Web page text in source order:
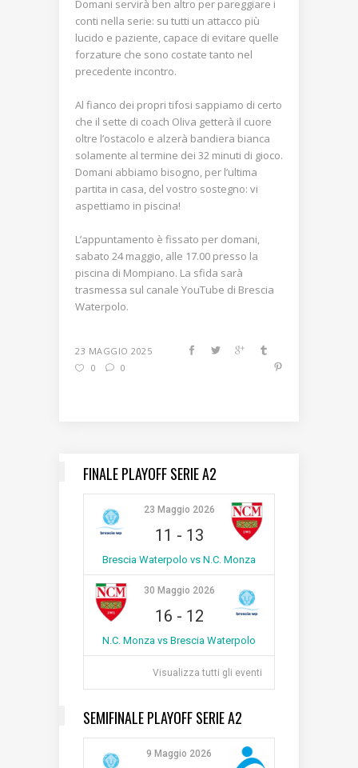
Domani servirà ben altro per pareggiare i
conti nella serie: su tutti un attacco più
lucido e paziente, capace di evitare quelle
forzature che sono costate tanto nel
precedente incontro.
Al fianco dei propri tifosi sappiamo di certo
che il sette di coach Oliva getterà il cuore
oltre l’ostacolo e alzerà bandiera bianca
solamente al termine dei 32 minuti di gioco.
Domani abbiamo bisogno, per l’ultima
partita in casa, del vostro sostegno: vi
aspettiamo in piscina!
L’appuntamento è fissato per domani,
sabato 24 maggio, alle 17.00 presso la
piscina di Mompiano. La sfida sarà
trasmessa sul canale YouTube di Brescia
Waterpolo.
23 MAGGIO 2025
0
0
FINALE PLAYOFF SERIE A2
23 Maggio 2026
11 - 13
Brescia Waterpolo vs N.C. Monza
30 Maggio 2026
16 - 12
N.C. Monza vs Brescia Waterpolo
Visualizza tutti gli eventi
SEMIFINALE PLAYOFF SERIE A2
9 Maggio 2026